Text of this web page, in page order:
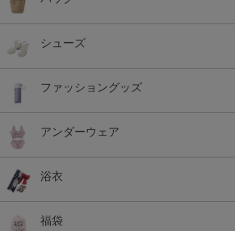
シューズ
ファッショングッズ
アンダーウェア
浴衣
福袋